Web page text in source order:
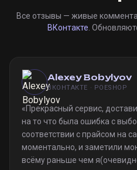
Все отзывы — живые
ВКонтакте .
Alexey Bobylyov
ВКОНТАКТЕ · POESHOP
«Прекрасный сервис,
на то что была ошибка с
соответствии с прайсом на
моментально, и заметили
всёму раньше чем